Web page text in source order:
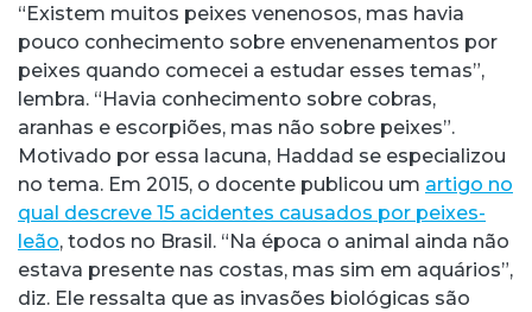
“Existem muitos peixes venenosos, mas havia
pouco conhecimento sobre envenenamentos por
peixes quando comecei a estudar esses temas”,
lembra. “Havia conhecimento sobre cobras,
aranhas e escorpiões, mas não sobre peixes”.
Motivado por essa lacuna, Haddad se especializou
no tema. Em 2015, o docente publicou um artigo no
qual descreve 15 acidentes causados por peixes-
leão, todos no Brasil. “Na época o animal ainda não
estava presente nas costas, mas sim em aquários”,
diz. Ele ressalta que as invasões biológicas são